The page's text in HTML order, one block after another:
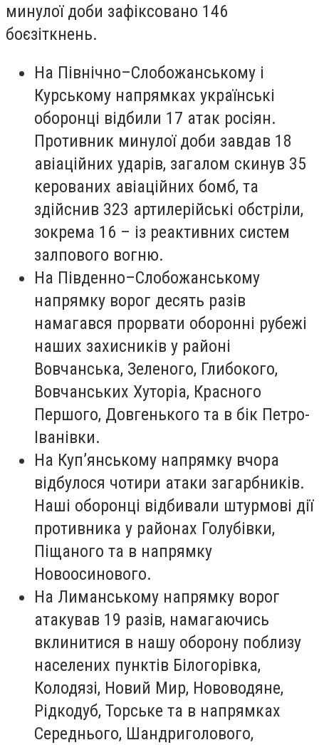
минулої доби зафіксовано 146
боєзіткнень.
На Північно–Слобожанському і
Курському напрямках українські
оборонці відбили 17 атак росіян.
Противник минулої доби завдав 18
авіаційних ударів, загалом скинув 35
керованих авіаційних бомб, та
здійснив 323 артилерійські обстріли,
зокрема 16 – із реактивних систем
залпового вогню.
На Південно–Слобожанському
напрямку ворог десять разів
намагався прорвати оборонні рубежі
наших захисників у районі
Вовчанська, Зеленого, Глибокого,
Вовчанських Хуторіа, Красного
Першого, Довгенького та в бік Петро-
Іванівки.
На Куп’янському напрямку вчора
відбулося чотири атаки загарбників.
Наші оборонці відбивали штурмові дії
противника у районах Голубівки,
Піщаного та в напрямку
Новоосинового.
На Лиманському напрямку ворог
атакував 19 разів, намагаючись
вклинитися в нашу оборону поблизу
населених пунктів Білогорівка,
Колодязі, Новий Мир, Нововодяне,
Рідкодуб, Торське та в напрямках
Середнього, Шандриголового,